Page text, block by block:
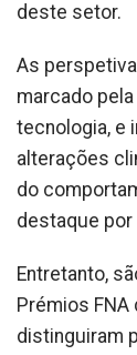
deste setor.
As
marcado
tecnologia, e
alterações
do
destaque
Entretanto,
Prémios
distinguiram